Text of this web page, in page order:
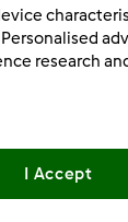
research
I Accept